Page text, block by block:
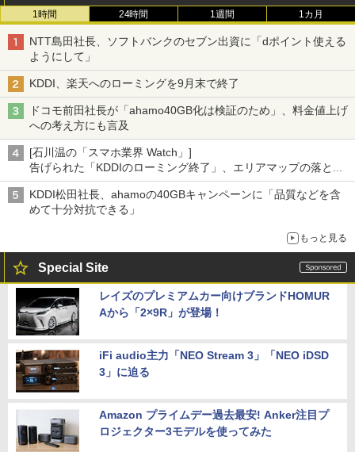
1時間 24時間 1週間 1カ月
NTT島田社長、ソフトバンクのセブン出資に「dポイント使える
ようにして」
KDDI、楽天へのローミングを9月末で終了
ドコモ前田社長が「ahamo40GB化は検証のため」、料金値上げ
への考え方にも言及
[石川温の「スマホ業界 Watch」]
告げられた「KDDIのローミング終了」、エリアマップの落とし
穴と楽天モバイルの課題
KDDI松田社長、ahamoの40GBキャンペーンに「品質などを含
めて十分対抗できる」
もっと見る
Special Site
レイズのプレミアムカー向けブランドHOMUR
Aから「2×9R」が登場！
iFi audio主力「NEO Stream 3」「NEO iDSD
3」に迫る
Amazon プライムデー過去最安! Anker注目プ
ロジェクター3モデルを使ってみた